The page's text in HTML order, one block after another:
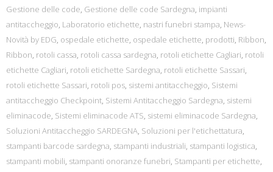
Gestione delle code, Gestione delle code Sardegna, impianti
antitaccheggio, Laboratorio etichette, nastri funebri stampa, News-
Novità by EDG, ospedale etichette, ospedale etichette, prodotti, Ribbon,
Ribbon, rotoli cassa, rotoli cassa sardegna, rotoli etichette Cagliari, rotoli
etichette Cagliari, rotoli etichette Sardegna, rotoli etichette Sassari,
rotoli etichette Sassari, rotoli pos, sistemi antitaccheggio, Sistemi
antitaccheggio Checkpoint, Sistemi Antitaccheggio Sardegna, sistemi
eliminacode, Sistemi eliminacode ATS, sistemi eliminacode Sardegna,
Soluzioni Antitaccheggio SARDEGNA, Soluzioni per l'etichettatura,
stampanti barcode sardegna, stampanti industriali, stampanti logistica,
stampanti mobili, stampanti onoranze funebri, Stampanti per etichette,